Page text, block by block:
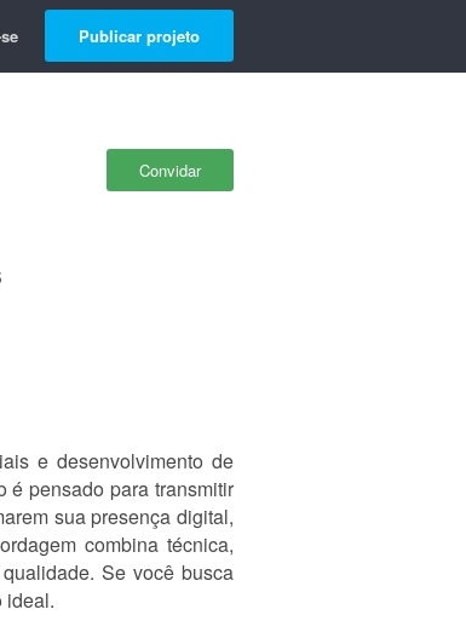
Publicar projeto
Convidar
e desenvolvimento de
é pensado para transmitir
sua presença digital,
combina técnica,
Se você busca
ideal.